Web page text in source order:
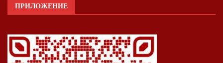
ПРИЛОЖЕНИЕ